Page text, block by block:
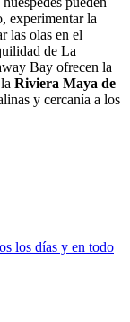
experimentar la
las olas en el
de La
Bay ofrecen la
Riviera Maya de
y cercanía a los
los días y en todo